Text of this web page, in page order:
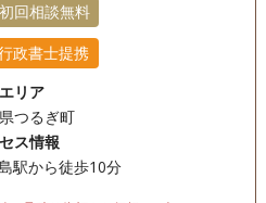
初回相談無料
政書士提携
リア
つるぎ町
ス情報
駅から徒歩10分